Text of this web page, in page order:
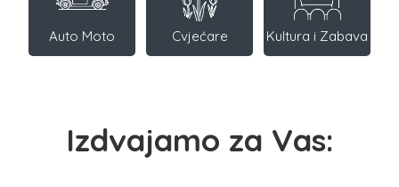
Auto Moto Cvjećare Kultura i Zabava
Izdvajamo za Vas: